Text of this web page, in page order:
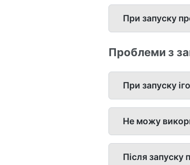
При запуску
Проблеми з
При запуску
Не можу
Після